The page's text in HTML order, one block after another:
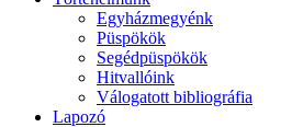
Egyházmegyénk
Püspökök
Segédpüspökök
Hitvallóink
Válogatott bibliográfia
Lapozó